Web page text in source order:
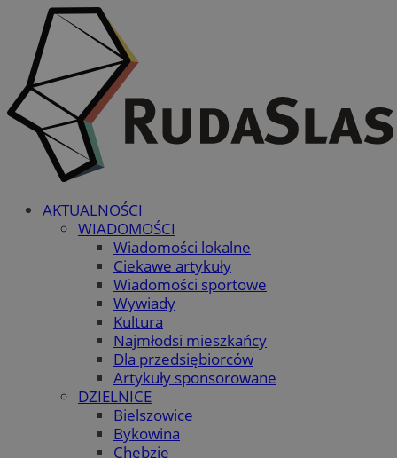
AKTUALNOŚCI
WIADOMOŚCI
Wiadomości lokalne
Ciekawe artykuły
Wiadomości sportowe
Wywiady
Kultura
Najmłodsi mieszkańcy
Dla przedsiębiorców
Artykuły sponsorowane
DZIELNICE
Bielszowice
Bykowina
Chebzie